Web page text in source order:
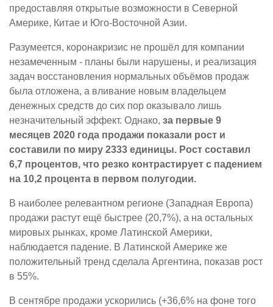
предоставляя открытые возможности в Северной
Америке, Китае и Юго-Восточной Азии.
Разумеется, коронакризис не прошёл для компании
незамеченным - планы были нарушены, и реализация
задач восстановления нормальных объёмов продаж
была отложена, а вливание новым владельцем
денежных средств до сих пор оказывало лишь
незначительный эффект. Однако, за первые 9
месяцев 2020 года продажи показали рост и
составили по миру 2333 единицы. Рост составил
6,7 процентов, что резко контрастирует с падением
на 10,2 процента в первом полугодии.
В наиболее релевантном регионе (Западная Европа)
продажи растут ещё быстрее (20,7%), а на остальных
мировых рынках, кроме Латинской Америки,
наблюдается падение. В Латинской Америке же
положительный тренд сделала Аргентина, показав рост
в 55%.
В сентябре продажи ускорились (+36,6% на фоне того